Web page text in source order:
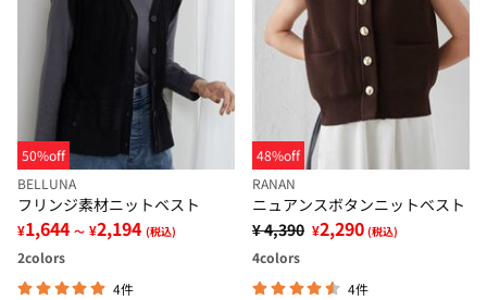
50%off
BELLUNA
フリンジ素材ニットベスト
¥1,644 ～ ¥2,194 (税込)
2colors
4件
48%off
RANAN
ニュアンスボタンニットベスト
¥ 4,390 ¥2,290 (税込)
4colors
4件